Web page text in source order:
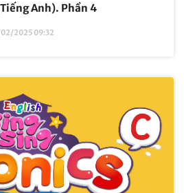
Anh). Phần 4
2025 09:32